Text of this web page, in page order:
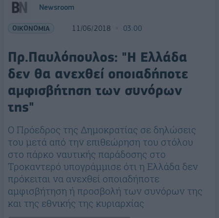
Newsroom
ΟΙΚΟΝΟΜΙΑ 11/06/2018 03:00
Πρ.Παυλόπουλος: "Η Ελλάδα
δεν θα ανεχθεί οποιαδήποτε
αμφισβήτηση των συνόρων
της"
Ο Πρόεδρος της Δημοκρατίας σε δηλώσεις
του μετά από την επιθεώρηση του στόλου
στο πάρκο ναυτικής παράδοσης στο
Τροκαντερό υπογράμμισε ότι η Ελλάδα δεν
πρόκειται να ανεχθεί οποιαδήποτε
αμφισβήτηση ή προσβολή των συνόρων της
και της εθνικής της κυριαρχίας